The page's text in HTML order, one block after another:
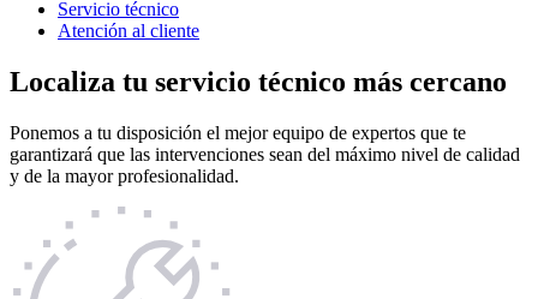
Servicio técnico
Atención al cliente
Localiza tu servicio técnico más cercano
Ponemos a tu disposición el mejor equipo de expertos que te
garantizará que las intervenciones sean del máximo nivel de calidad
y de la mayor profesionalidad.